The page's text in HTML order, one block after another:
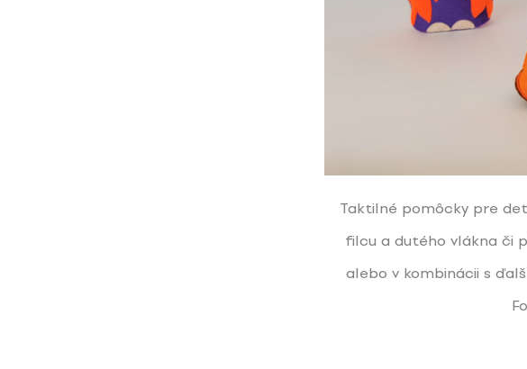
Taktilné pomôcky pre
filcu a dutého vlákna či
alebo v kombinácii s